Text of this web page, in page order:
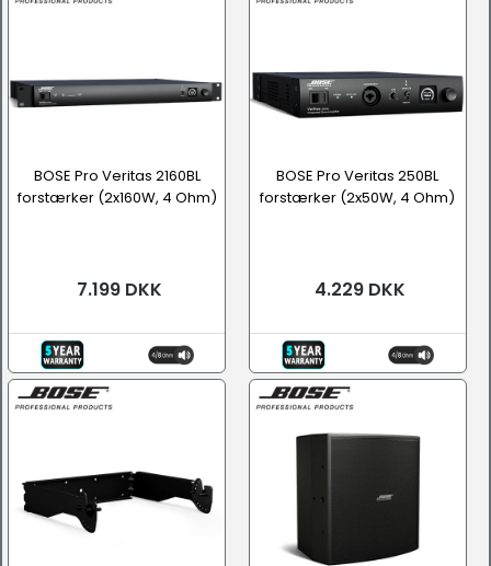
BOSE Pro Veritas 2160BL
forstærker (2x160W, 4 Ohm)
7.199 DKK
BOSE Pro Veritas 250BL
forstærker (2x50W, 4 Ohm)
4.229 DKK